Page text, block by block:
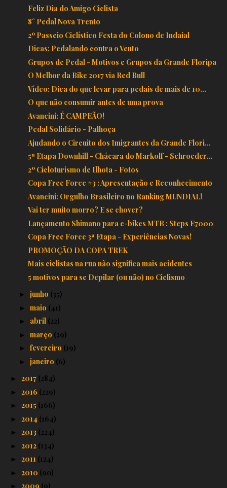
Feliz Dia do Amigo Ciclista
8° Pedal Nova Trento
2º Passeio Ciclístico Festa do Colono de Indaial
Dicas: Pedalando contra o Vento
Grupos de Pedal - Motivos e Grupos da Grande Floripa
O Melhor da Bike 2017 via Red Bull
Vídeo: Dica do que levar para pedais de mais de 10...
O que não consumir antes de uma prova
Avancini: É CAMPEÃO!
Pedal Solidário - Palhoça
Ajudando o Circuito dos Imigrantes da Grande Flori...
5ª Etapa Downhill - Chácara do Markolf - Schroeder...
2º Cicloturismo de Ilhota - Fotos
Copa Free Force #3 : Apresentação e Reconhecimento
Avancini: Orgulho Brasileiro no Ranking MUNDIAL!
Vai ter muito morro? E se chover?
Lançamento Shimano para e-bikes MTB : Steps E7000
Copa Free Force 3ª Etapa - Experiências Novas!
PROMOÇÃO DA COPA TREK
Mais ciclistas na rua não significa mais acidentes
5 motivos para se Depilar (ou não) no Ciclismo
► junho (35)
► maio (41)
► abril (22)
► março (29)
► fevereiro (19)
► janeiro (6)
► 2017 (284)
► 2016 (229)
► 2015 (166)
► 2014 (164)
► 2013 (224)
► 2012 (134)
► 2011 (124)
► 2010 (90)
► 2009 (9)